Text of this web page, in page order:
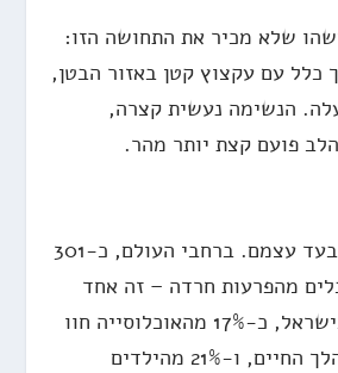
שלא מכיר את התחושה הזו:
כלל עם עקצוץ קטן באזור הבטן,
הנשימה נעשית קצרה,
פועם קצת יותר מהר.
הנתונים מדברים בעד עצמם. ברחבי העולם, כ-301
מהפרעות חרדה – זה אחד
מכל 25 אנשים. בישראל, כ-17% מהאוכלוסייה חוו
הפרעת חרדה במהלך החיים, ו-21% מהילדים